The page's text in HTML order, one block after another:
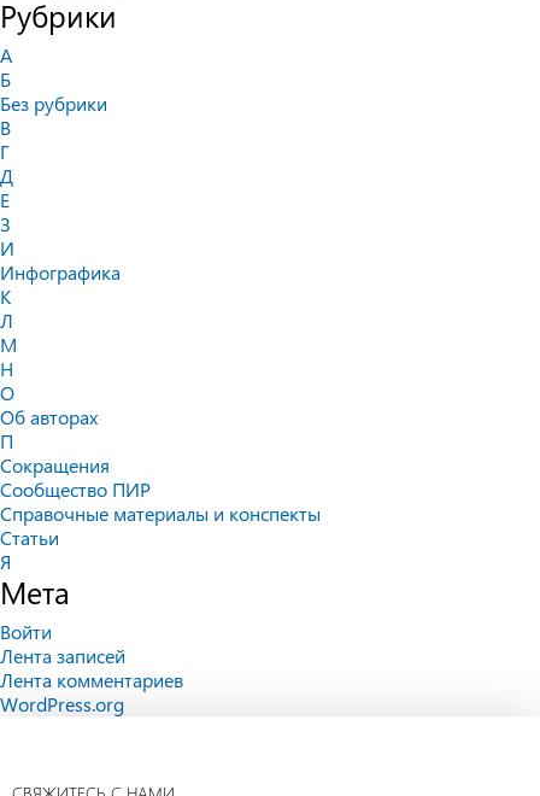
Рубрики
А
Б
Без рубрики
В
Г
Д
Е
З
И
Инфографика
К
Л
М
Н
О
Об авторах
П
Сокращения
Сообщество ПИР
Справочные материалы и конспекты
Статьи
Я
Мета
Войти
Лента записей
Лента комментариев
WordPress.org